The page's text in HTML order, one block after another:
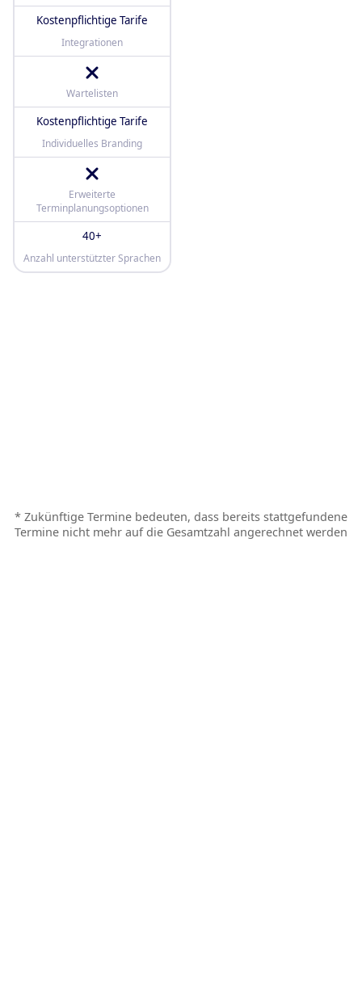
Kostenpflichtige Tarife
Integrationen
Wartelisten
Kostenpflichtige Tarife
Individuelles Branding
Erweiterte
Terminplanungsoptionen
40+
Anzahl unterstützter Sprachen
* Zukünftige Termine bedeuten, dass bereits stattgefundene
Termine nicht mehr auf die Gesamtzahl angerechnet werden